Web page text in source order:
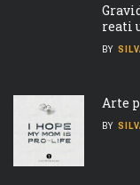
reati
BY
Arte
BY